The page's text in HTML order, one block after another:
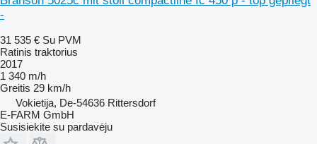
-
31 535 € Su PVM
Ratinis traktorius
2017
1 340 m/h
Greitis 29 km/h
Vokietija, De-54636 Rittersdorf
E-FARM GmbH
Susisiekite su pardavėju